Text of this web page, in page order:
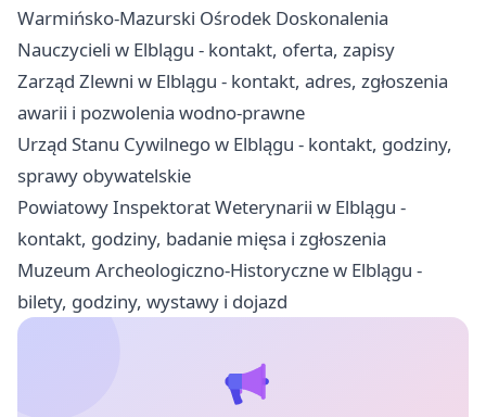
Warmińsko-Mazurski Ośrodek Doskonalenia
Nauczycieli w Elblągu - kontakt, oferta, zapisy
Zarząd Zlewni w Elblągu - kontakt, adres, zgłoszenia
awarii i pozwolenia wodno-prawne
Urząd Stanu Cywilnego w Elblągu - kontakt, godziny,
sprawy obywatelskie
Powiatowy Inspektorat Weterynarii w Elblągu -
kontakt, godziny, badanie mięsa i zgłoszenia
Muzeum Archeologiczno-Historyczne w Elblągu -
bilety, godziny, wystawy i dojazd